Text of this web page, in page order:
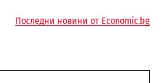
Последни новини от Economic.bg